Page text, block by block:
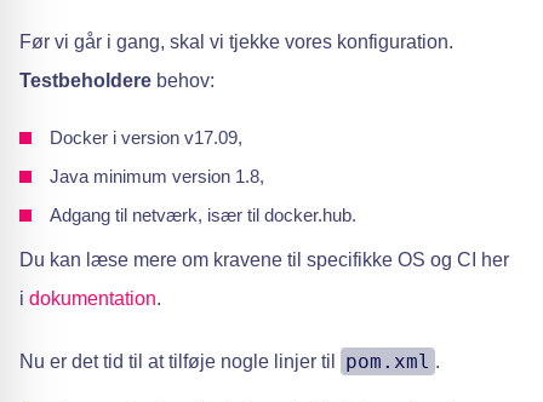
Før vi går i gang, skal vi tjekke vores konfiguration.
Testbeholdere behov:
Docker i version v17.09,
Java minimum version 1.8,
Adgang til netværk, især til docker.hub.
Du kan læse mere om kravene til specifikke OS og CI her
i dokumentation.
Nu er det tid til at tilføje nogle linjer til pom.xml .